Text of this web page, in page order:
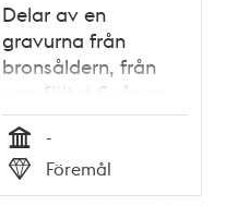
Delar av en
gravurna från
bronsåldern, från
gravfältet Spånga
134:1 i Akalla.
Tid
-
Typ
Föremål